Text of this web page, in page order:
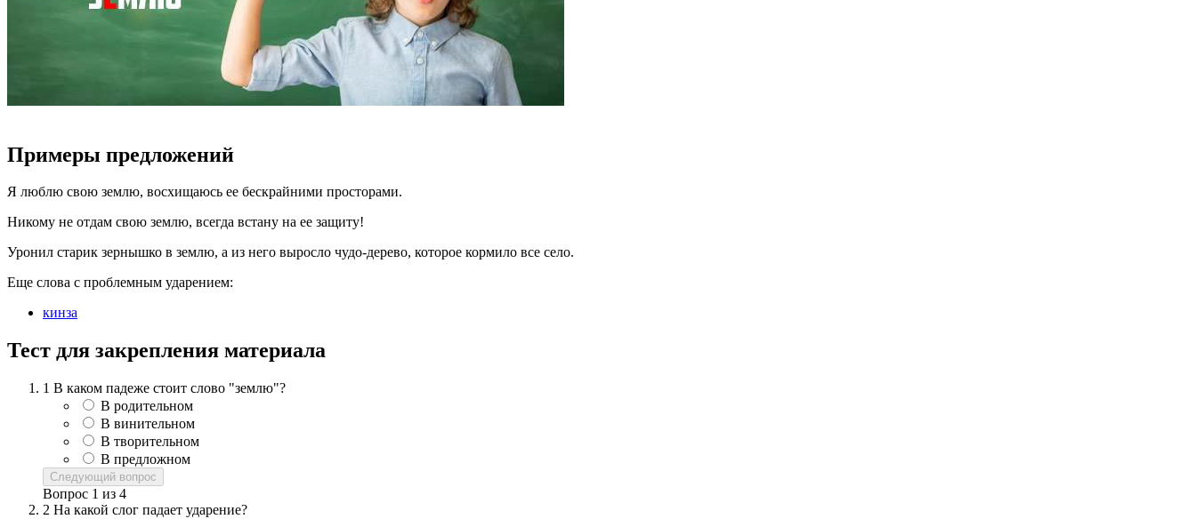
Примеры предложений
Я люблю свою землю, восхищаюсь ее бескрайними просторами.
Никому не отдам свою землю, всегда встану на ее защиту!
Уронил старик зернышко в землю, а из него выросло чудо-дерево, которое кормило все село.
Еще слова с проблемным ударением:
кинза
Тест для закрепления материала
1 В каком падеже стоит слово "землю"?
В родительном
В винительном
В творительном
В предложном
Следующий вопрос
Вопрос 1 из 4
2 На какой слог падает ударение?